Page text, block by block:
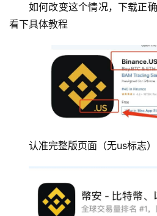
如何改变这个情况，下载正
看下具体教程
认准完整版页面（无us标志）